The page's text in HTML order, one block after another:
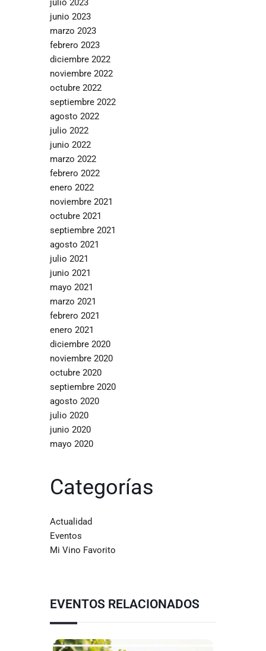
julio 2023
junio 2023
marzo 2023
febrero 2023
diciembre 2022
noviembre 2022
octubre 2022
septiembre 2022
agosto 2022
julio 2022
junio 2022
marzo 2022
febrero 2022
enero 2022
noviembre 2021
octubre 2021
septiembre 2021
agosto 2021
julio 2021
junio 2021
mayo 2021
marzo 2021
febrero 2021
enero 2021
diciembre 2020
noviembre 2020
octubre 2020
septiembre 2020
agosto 2020
julio 2020
junio 2020
mayo 2020
Categorías
Actualidad
Eventos
Mi Vino Favorito
EVENTOS RELACIONADOS